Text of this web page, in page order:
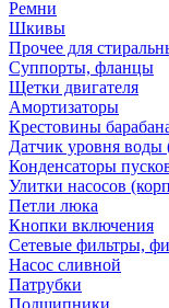
Ремни
Шкивы
Прочее для
Суппорты, фланцы
Щетки двигателя
Амортизаторы
Крестовины
Датчик уровня воды
Конденсаторы
Улитки насосов
Петли люка
Кнопки включения
Сетевые фильтры,
Насос сливной
Патрубки
Подшипники